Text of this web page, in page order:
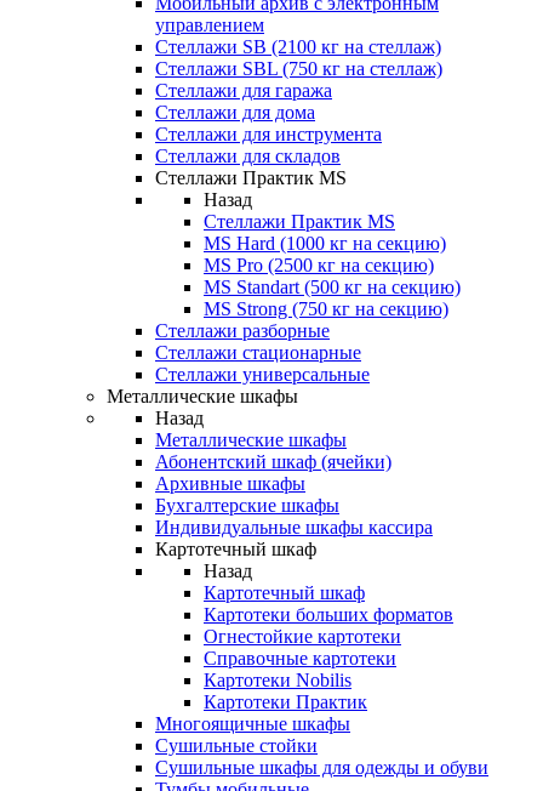
управлением
Стеллажи SB (2100 кг на стеллаж)
Стеллажи SBL (750 кг на стеллаж)
Стеллажи для гаража
Стеллажи для дома
Стеллажи для инструмента
Стеллажи для складов
Стеллажи Практик MS
Назад
Стеллажи Практик MS
MS Hard (1000 кг на секцию)
MS Pro (2500 кг на секцию)
MS Standart (500 кг на секцию)
MS Strong (750 кг на секцию)
Стеллажи разборные
Стеллажи стационарные
Стеллажи универсальные
Металлические шкафы
Назад
Металлические шкафы
Абонентский шкаф (ячейки)
Архивные шкафы
Бухгалтерские шкафы
Индивидуальные шкафы кассира
Картотечный шкаф
Назад
Картотечный шкаф
Картотеки больших форматов
Огнестойкие картотеки
Справочные картотеки
Картотеки Nobilis
Картотеки Практик
Многоящичные шкафы
Сушильные стойки
Сушильные шкафы для одежды и обуви